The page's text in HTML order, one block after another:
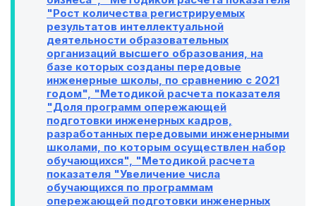
"Рост количества регистрируемых
результатов интеллектуальной
деятельности образовательных
организаций высшего образования, на
базе которых созданы передовые
инженерные школы, по сравнению с 2021
годом", "Методикой расчета показателя
"Доля программ опережающей
подготовки инженерных кадров,
разработанных передовыми инженерными
школами, по которым осуществлен набор
обучающихся", "Методикой расчета
показателя "Увеличение числа
обучающихся по программам
опережающей подготовки инженерных